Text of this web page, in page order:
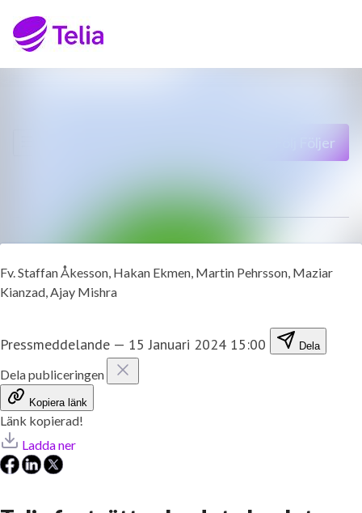
Kontakt
Följer
Fv. Staffan Åkesson, Hakan Ekmen, Martin Pehrsson, Maziar
Kianzad, Ajay Mishra
Pressmeddelande — 15 Januari 2024 15:00 Dela
Dela publiceringen
Kopiera länk
Länk kopierad!
Ladda ner